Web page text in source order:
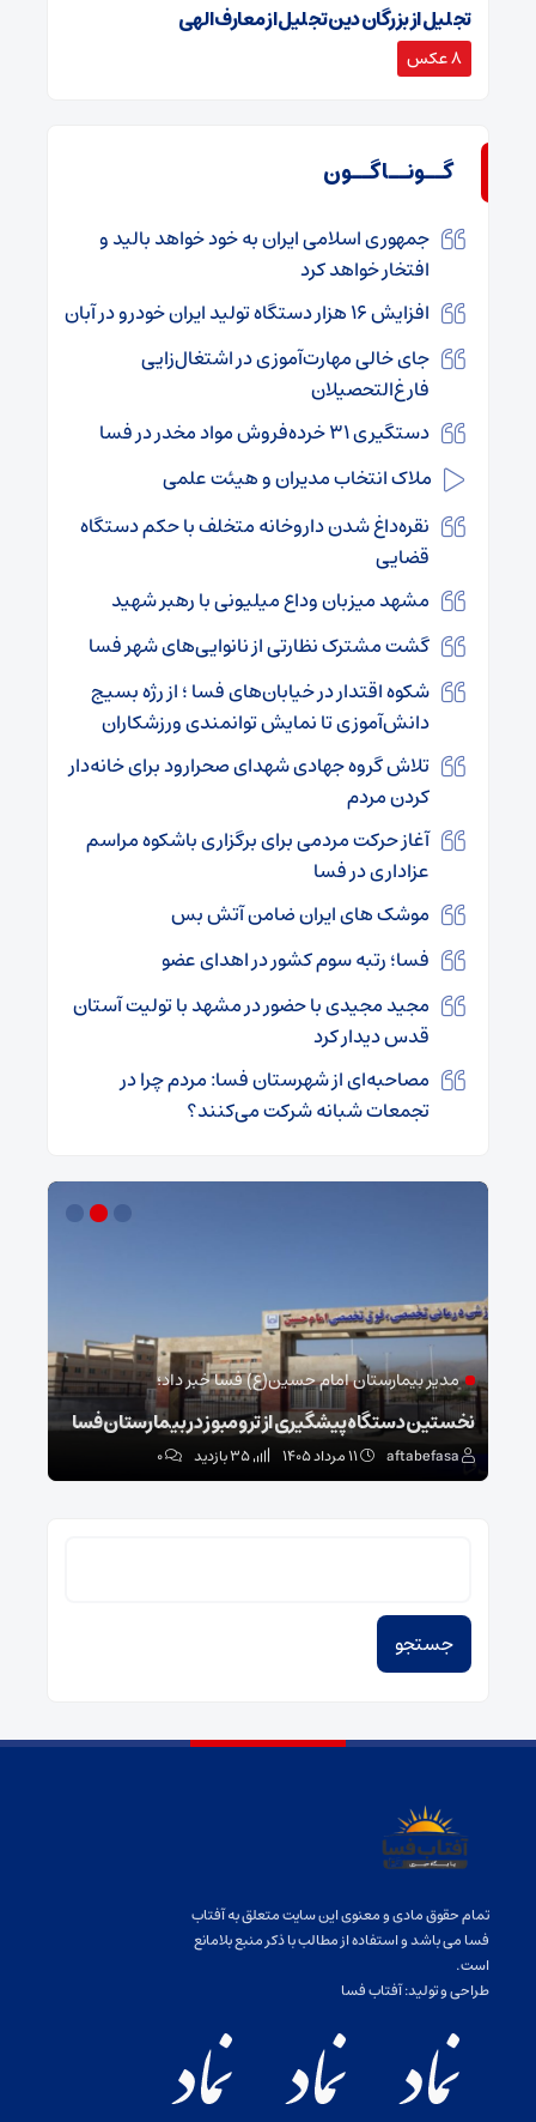
تجلیل از بزرگان دین تجلیل از معارف الهی
8 عکس
گــونــاگــون
جمهوری اسلامی ایران به خود خواهد بالید و
افتخار خواهد کرد
افزایش 16 هزار دستگاه تولید ایران خودرو در آبان
جای خالی مهارت‌آموزی در اشتغال‌زایی
فارغ‌التحصیلان
دستگیری ۳۱ خرده‌فروش مواد مخدر در فسا
ملاک انتخاب مدیران و هیئت علمی
نقره‌داغ شدن داروخانه متخلف با حکم دستگاه
قضایی
مشهد میزبان وداع میلیونی با رهبر شهید
گشت مشترک نظارتی از نانوایی‌های شهر فسا
شکوه اقتدار در خیابان‌های فسا ؛ از رژه بسیج
دانش‌آموزی تا نمایش توانمندی ورزشکاران
تلاش گروه جهادی شهدای صحرارود برای خانه‌دار
کردن مردم
آغاز حرکت مردمی برای برگزاری باشکوه مراسم
عزاداری در فسا
موشک های ایران ضامن آتش بس
فسا؛ رتبه سوم کشور در اهدای عضو
مجید مجیدی با حضور در مشهد با تولیت آستان
قدس دیدار کرد
مصاحبه‌ای از شهرستان فسا: مردم چرا در
تجمعات شبانه شرکت می‌کنند؟
مدیر بیمارستان امام حسین(ع) فسا خبر داد؛
نخستین دستگاه پیشگیری از ترومبوز در بیمارستان فسا
aftabefasa ۱۱ مرداد ۱۴۰۵ 35 بازدید ۰
تمام حقوق مادی و معنوی این سایت متعلق به آفتاب
فسا می باشد و استفاده از مطالب با ذکر منبع بلامانع
است.
طراحی و تولید:آفتاب فسا